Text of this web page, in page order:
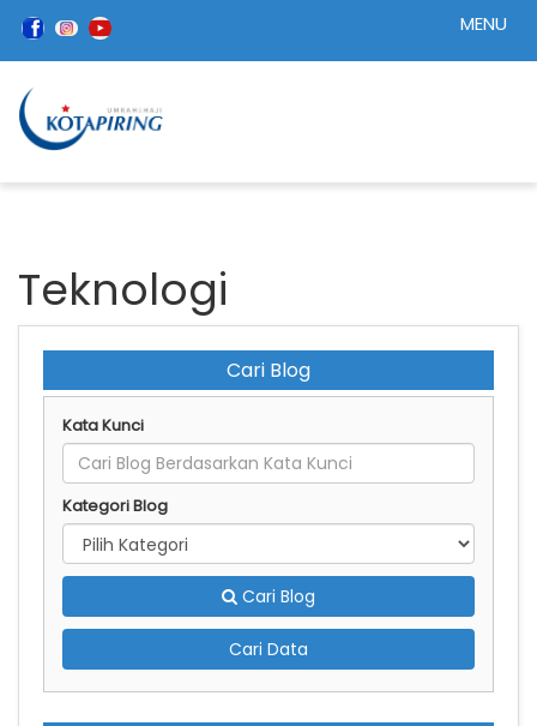
Teknologi
Cari Blog
Kata Kunci
Kategori Blog
Cari Blog
Cari Data
MENU